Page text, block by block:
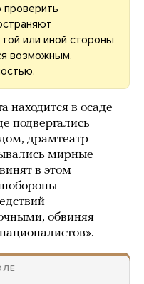
проверить
или иной стороны
возможным.
находится в осаде
подвергались
драмтеатр
мирные
в этом
обвиняя